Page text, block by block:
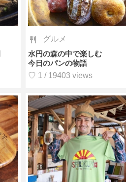
グルメ
水円の森の中で楽しむ
今日のパンの物語
♡ 1 / 19403 views